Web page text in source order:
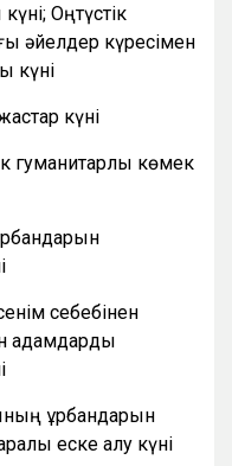
Оңтүстік
әйелдер күресімен
күні
күні
гуманитарлық көмек
себебінен
адамдарды
құрбандарын
еске алу күні